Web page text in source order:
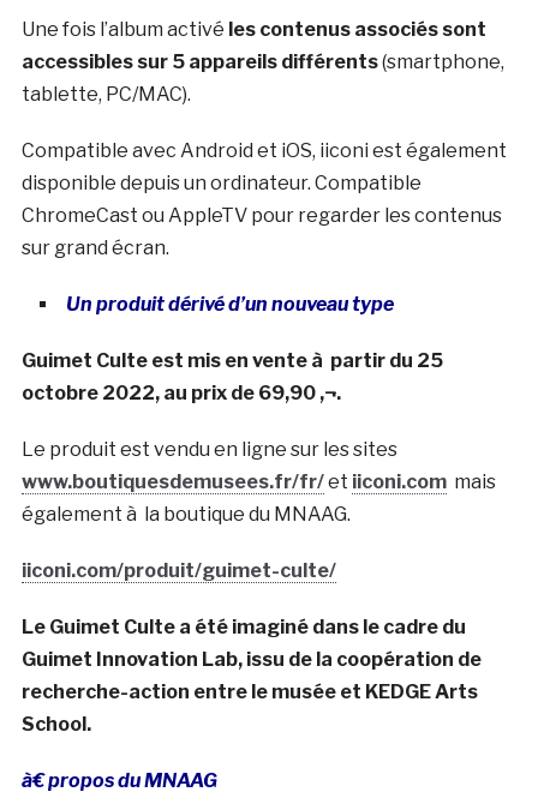
Une fois l’album activé les contenus associés sont
accessibles sur 5 appareils différents(smartphone,
tablette, PC/MAC).
Compatible avec Android et iOS, iiconi est également
disponible depuis un ordinateur. Compatible
ChromeCast ou AppleTV pour regarder les contenus
sur grand écran.
Un produit dérivé d’un nouveau type
Guimet Culte est mis en vente à partir du 25
octobre 2022, au prix de 69,90 ‚¬.
Le produit est vendu en ligne sur les sites
www.boutiquesdemusees.fr/fr/et iiconi.commais
également à la boutique du MNAAG.
iiconi.com/produit/guimet-culte/
Le Guimet Culte a été imaginé dans le cadre du
Guimet Innovation Lab, issu de la coopération de
recherche-action entre le musée et KEDGE Arts
School.
à€ propos du MNAAG